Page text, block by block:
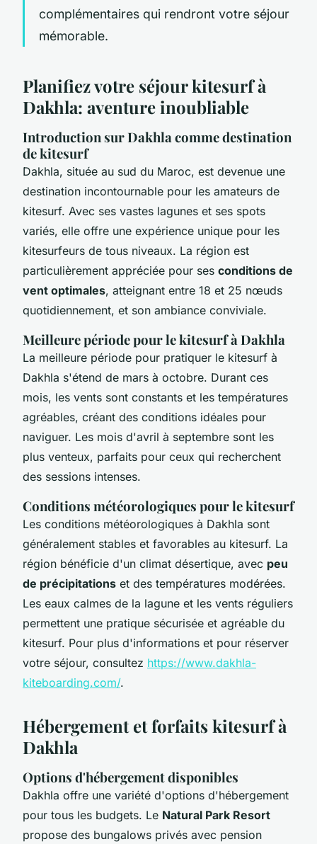
complémentaires qui rendront votre séjour
mémorable.
Planifiez votre séjour kitesurf à
Dakhla: aventure inoubliable
Introduction sur Dakhla comme destination
de kitesurf
Dakhla, située au sud du Maroc, est devenue une
destination incontournable pour les amateurs de
kitesurf. Avec ses vastes lagunes et ses spots
variés, elle offre une expérience unique pour les
kitesurfeurs de tous niveaux. La région est
particulièrement appréciée pour ses conditions de
vent optimales, atteignant entre 18 et 25 nœuds
quotidiennement, et son ambiance conviviale.
Meilleure période pour le kitesurf à Dakhla
La meilleure période pour pratiquer le kitesurf à
Dakhla s'étend de mars à octobre. Durant ces
mois, les vents sont constants et les températures
agréables, créant des conditions idéales pour
naviguer. Les mois d'avril à septembre sont les
plus venteux, parfaits pour ceux qui recherchent
des sessions intenses.
Conditions météorologiques pour le kitesurf
Les conditions météorologiques à Dakhla sont
généralement stables et favorables au kitesurf. La
région bénéficie d'un climat désertique, avec peu
de précipitations et des températures modérées.
Les eaux calmes de la lagune et les vents réguliers
permettent une pratique sécurisée et agréable du
kitesurf. Pour plus d'informations et pour réserver
votre séjour, consultez https://www.dakhla-
kiteboarding.com/.
Hébergement et forfaits kitesurf à
Dakhla
Options d'hébergement disponibles
Dakhla offre une variété d'options d'hébergement
pour tous les budgets. Le Natural Park Resort
propose des bungalows privés avec pension